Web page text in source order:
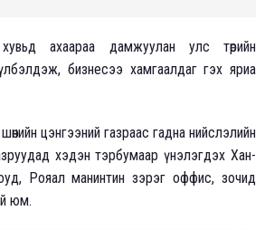
ахаараа дамжуулан улс төрийн
бизнесээ хамгаалдаг гэх яриа
цэнгээний газраас гадна нийслэлийн
хэдэн тэрбумаар үнэлэгдэх Хан-
Рояал манинтин зэрэг оффис, зочид
юм.